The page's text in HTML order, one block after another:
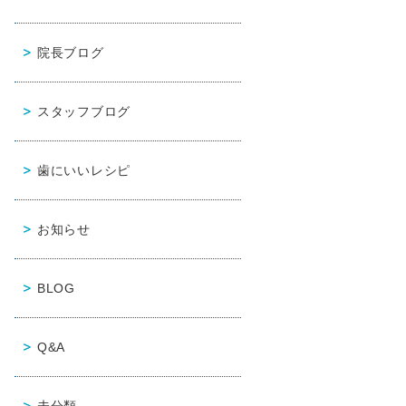
院長ブログ
スタッフブログ
歯にいいレシピ
お知らせ
BLOG
Q&A